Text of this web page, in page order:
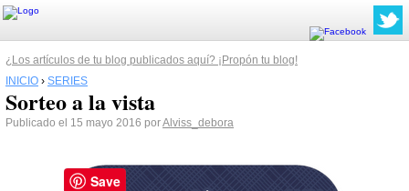
¿Los artículos de tu blog publicados aquí? ¡Propón tu blog!
INICIO › SERIES
Sorteo a la vista
Publicado el 15 mayo 2016 porAlviss_debora
Save